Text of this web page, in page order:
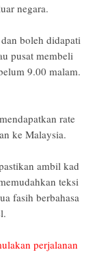
negara.
boleh didapati
pusat membeli
9.00 malam.
rate
ke Malaysia.
ambil kad
teksi
fasih berbahasa
perjalanan